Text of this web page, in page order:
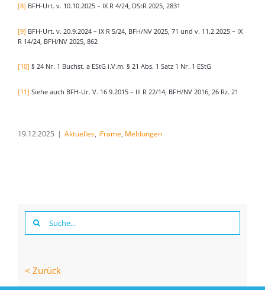
[8] BFH-Urt. v. 10.10.2025 – IX R 4/24, DStR 2025, 2831
[9] BFH-Urt. v. 20.9.2024 – IX R 5/24, BFH/NV 2025, 71 und v. 11.2.2025 – IX
R 14/24, BFH/NV 2025, 862
[10] § 24 Nr. 1 Buchst. a EStG i.V.m. § 21 Abs. 1 Satz 1 Nr. 1 EStG
[11] Siehe auch BFH-Ur. V. 16.9.2015 – III R 22/14, BFH/NV 2016, 26 Rz. 21
19.12.2025 | Aktuelles, iFrame, Meldungen
Suche
nach:
< Zurück